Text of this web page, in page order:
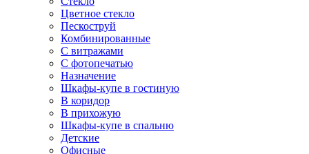
Цветное стекло
Пескоструй
Комбинированные
С витражами
С фотопечатью
Назначение
Шкафы-купе в гостиную
В коридор
В прихожую
Шкафы-купе в спальню
Детские
Офисные